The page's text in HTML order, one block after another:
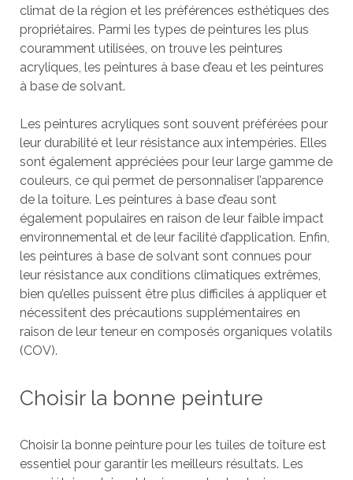
climat de la région et les préférences esthétiques des
propriétaires. Parmi les types de peintures les plus
couramment utilisées, on trouve les peintures
acryliques, les peintures à base d’eau et les peintures
à base de solvant.
Les peintures acryliques sont souvent préférées pour
leur durabilité et leur résistance aux intempéries. Elles
sont également appréciées pour leur large gamme de
couleurs, ce qui permet de personnaliser l’apparence
de la toiture. Les peintures à base d’eau sont
également populaires en raison de leur faible impact
environnemental et de leur facilité d’application. Enfin,
les peintures à base de solvant sont connues pour
leur résistance aux conditions climatiques extrêmes,
bien qu’elles puissent être plus difficiles à appliquer et
nécessitent des précautions supplémentaires en
raison de leur teneur en composés organiques volatils
(COV).
Choisir la bonne peinture
Choisir la bonne peinture pour les tuiles de toiture est
essentiel pour garantir les meilleurs résultats. Les